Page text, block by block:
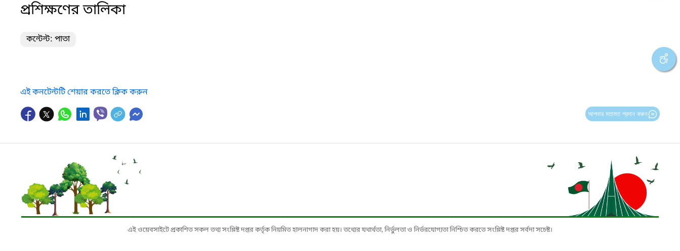
প্রশিক্ষণের তালিকা
কন্টেন্ট: পাতা
এই কনটেন্টটি শেয়ার করতে ক্লিক করুন
আপনার মতামত প্রদান করুন
এই ওয়েবসাইটে প্রকাশিত সকল তথ্য সংশ্লিষ্ট দপ্তর কর্তৃক নিয়মিত হালনাগাদ করা হয়। তথ্যের যথার্থতা, নির্ভুলতা ও নির্ভরযোগ্যতা নিশ্চিত করতে সংশ্লিষ্ট দপ্তর সর্বদা সচেষ্ট।